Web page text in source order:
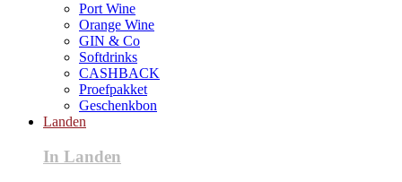
Port Wine
Orange Wine
GIN & Co
Softdrinks
CASHBACK
Proefpakket
Geschenkbon
Landen
In Landen